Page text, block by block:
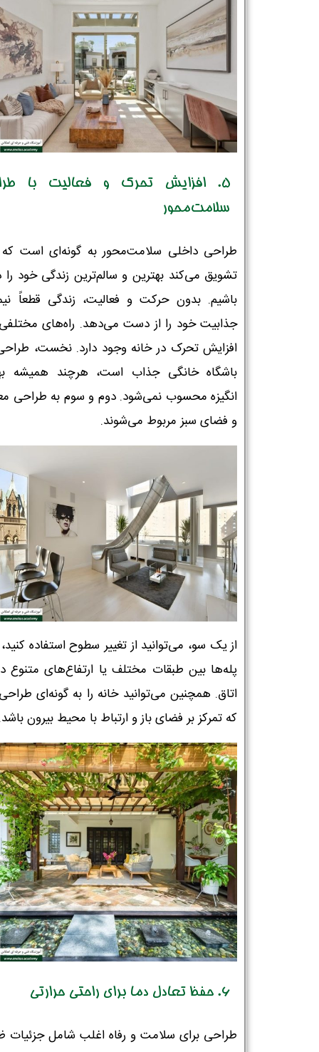
5. افزایش تحرک و فعالیت با
سلامت‌محور
طراحی داخلی سلامت‌محور به گونه‌ای است که
تشویق می‌کند بهترین و سالم‌ترین زندگی خود را
باشیم. بدون حرکت و فعالیت، زندگی قطعاً
جذابیت خود را از دست می‌دهد. راه‌های
افزایش تحرک در خانه وجود دارد. نخست،
باشگاه خانگی جذاب است، هرچند همیشه
انگیزه محسوب نمی‌شود. دوم و سوم به طراحی
و فضای سبز مربوط می‌شوند.
از یک سو، می‌توانید از تغییر سطوح استفاده کنید،
پله‌ها بین طبقات مختلف یا ارتفاع‌های متنوع
اتاق. همچنین می‌توانید خانه را به گونه‌ای
که تمرکز بر فضای باز و ارتباط با محیط بیرون
6. حفظ تعادل دما برای راحتی حرارتی
طراحی برای سلامت و رفاه اغلب شامل جزئیات
نام و نام خانوادگی : *
*